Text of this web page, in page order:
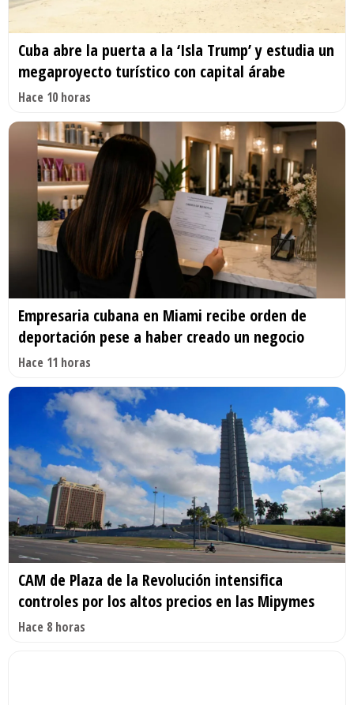
Cuba abre la puerta a la ‘Isla Trump’ y estudia un
megaproyecto turístico con capital árabe
Hace 10 horas
Empresaria cubana en Miami recibe orden de
deportación pese a haber creado un negocio
Hace 11 horas
CAM de Plaza de la Revolución intensifica
controles por los altos precios en las Mipymes
Hace 8 horas